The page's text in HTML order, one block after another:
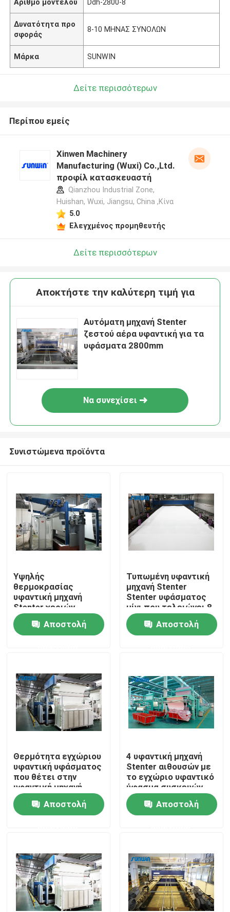
Σπίτι
Επαφές
Προϊόντα
Μηχανή Stenter ζεστού αέρα
Μηχανή Stenter υφάσματος
Μηχανή ρύθμισης θερμότητας υφάσματος
Υφαντική μηχανή λήξης
Αριθμό μοντέλου Ddh-2800-8
Δυνατότητα προ
σφοράς
8-10 ΜΗΝΑΣ ΣΥΝΟΛΩΝ
Μάρκα SUNWIN
Δείτε περισσότερων
Περίπου εμείς
Xinwen Machinery
Manufacturing (Wuxi) Co.,Ltd.
προφίλ κατασκευαστή
Qianzhou Industrial Zone,
Huishan, Wuxi, Jiangsu, China ,Κίνα
5.0
Ελεγχμένος προμηθευτής
Δείτε περισσότερων
Αποκτήστε την καλύτερη τιμή για
Αυτόματη μηχανή Stenter
ζεστού αέρα υφαντική για τα
υφάσματα 2800mm
Να συνεχίσει
Συνιστώμενα προϊόντα
Υψηλής
θερμοκρασίας
υφαντική μηχανή
Stenter χεριών
120m/Min δεύτερος
για τα υφάσματα
δεράτων
Αποστολή
Τυπωμένη υφαντική
μηχανή Stenter
Stenter υφάσματος
μίνι που τελειώνει 8
την αίθουσα 2200mm
Αποστολή
Θερμότητα εγχώριου
υφαντική υφάσματος
που θέτει στην
υφαντική μηχανή
380V 185KW Stenter
Αποστολή
4 υφαντική μηχανή
Stenter αιθουσών με
το εγχώριο υφαντικό
ύφασμα συσκευών
επεξεργασίας κατά
δεσμίδες ρόλων
Αποστολή